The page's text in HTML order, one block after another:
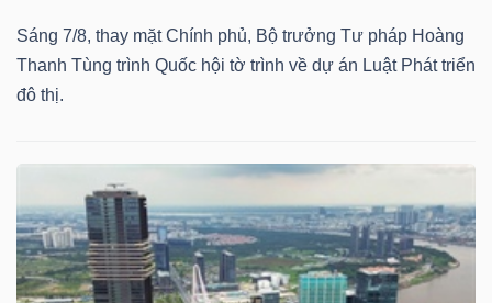
Sáng 7/8, thay mặt Chính phủ, Bộ trưởng Tư pháp Hoàng
Thanh Tùng trình Quốc hội tờ trình về dự án Luật Phát triển
đô thị.
SẢN
(-)
Tất cả Cổ phiếu Chỉ số Chứng chỉ quỹ Chứng